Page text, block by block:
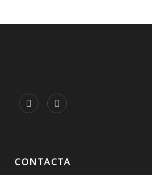
CONTACTA